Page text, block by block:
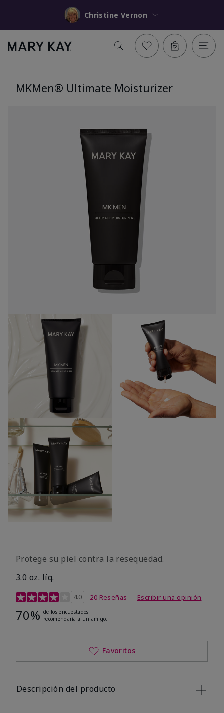
Christine Vernon
MKMen® Ultimate Moisturizer
Protege su piel contra la resequedad.
3.0 oz. líq.
Calificación de clientes de 3,7 de 5
4.0 20 Reseñas Escribir una opinión
70% de los encuestados
recomendaría a un amigo.
Favoritos
Descripción del producto